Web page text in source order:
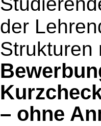
der
Strukturen
– ohne